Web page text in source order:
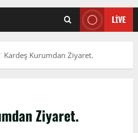
LIVE
Kardeş Kurumdan Ziyaret.
Ziyaret.